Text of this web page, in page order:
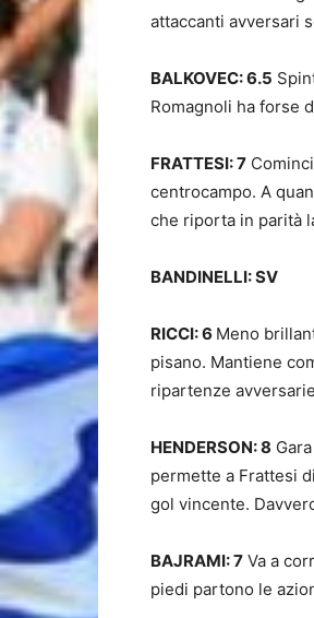
attaccanti avversari
BALKOVEC: 6.5
Romagnoli ha forse
FRATTESI: 7
centrocampo. A
che riporta in parità
BANDINELLI: SV
RICCI: 6 Meno
pisano. Mantiene
ripartenze
HENDERSON: 8
permette a Frattesi
gol vincente.
BAJRAMI: 7 Va a
piedi partono le